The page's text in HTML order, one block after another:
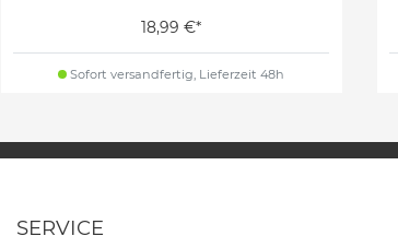
18,99 €*
Sofort versandfertig, Lieferzeit 48h
SERVICE